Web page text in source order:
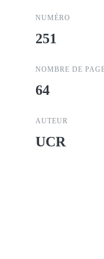
NUMÉRO
251
NOMBRE DE
64
AUTEUR
UCR